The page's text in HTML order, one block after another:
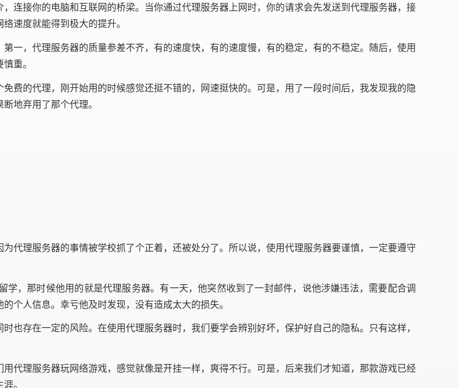
连接你的电脑和互联网的桥梁。当你通过代理服务器上网时，你的请求会先发送到代理服务器，接
速度就能得到极大的提升。
一，代理服务器的质量参差不齐，有的速度快，有的速度慢，有的稳定，有的不稳定。随后，使用
重。
费的代理，刚开始用的时候感觉还挺不错的，网速挺快的。可是，用了一段时间后，我发现我的隐
地弃用了那个代理。
代理服务器的事情被学校抓了个正着，还被处分了。所以说，使用代理服务器要谨慎，一定要遵守
，那时候他用的就是代理服务器。有一天，他突然收到了一封邮件，说他涉嫌违法，需要配合调
个人信息。幸亏他及时发现，没有造成太大的损失。
也存在一定的风险。在使用代理服务器时，我们要学会辨别好坏，保护好自己的隐私。只有这样，
代理服务器玩网络游戏，感觉就像是开挂一样，爽得不行。可是，后来我们才知道，那款游戏已经
。